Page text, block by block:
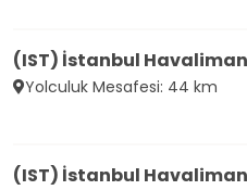
(IST) İstanbul
Yolculuk Mesafesi: 44 km
(IST) İstanbul